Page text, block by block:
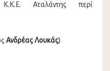
Αταλάντης περί
Ανδρέας Λουκάς)